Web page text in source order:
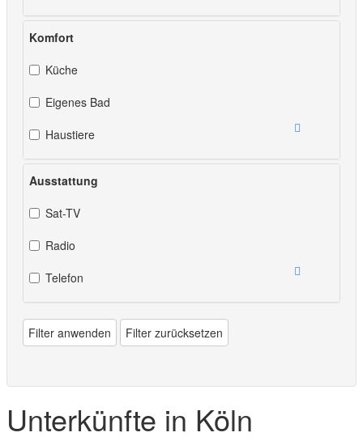
Komfort
Küche
Eigenes Bad
Haustiere
Ausstattung
Sat-TV
Radio
Telefon
Filter anwenden Filter zurücksetzen
Unterkünfte in Köln